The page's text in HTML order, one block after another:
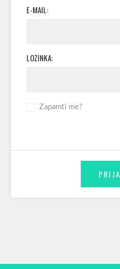
E-MAIL:
LOZINKA:
Zapamti me?